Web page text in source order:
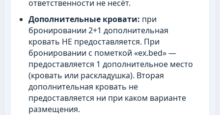
ответственности не несёт.
Дополнительные кровати: при
бронировании 2+1 дополнительная
кровать НЕ предоставляется. При
бронировании с пометкой «ex.bed» —
предоставляется 1 дополнительное место
(кровать или раскладушка). Вторая
дополнительная кровать не
предоставляется ни при каком варианте
размещения.